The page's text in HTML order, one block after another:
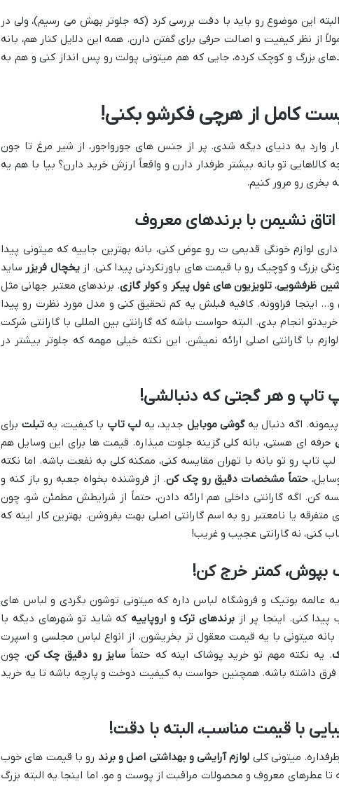
این موضوع رو باید با دقت بررسی کرد (که جلوتر بهش می رسیم)، ولی در
از نظر کیفیت و اصالت حرفی برای گفتن دارن. همه این دلایل کنار هم، بانه
بزرگ و کوچک کرده، جایی که هم میتونی پولت رو پس انداز کنی و هم به
کامل از هرچی فکرشو بکنی!
وارد یه دنیای دیگه شدی. پر از جنس های جورواجور، از شیر مرغ تا جون
کالاهایی تو بانه بیشتر طرفدار دارن و واقعاً ارزش خرید دارن؟ بیا با هم یه
بخری رو مرور کنیم.
اتاق نشیمن با برندهای معروف
لوازم خونگی قدیمی ت رو عوض کنی، بانه بهترین جاییه که میتونی پیدا
بزرگ و کوچیک رو با قیمت های باورنکردنی پیدا کنی. ازیخچال فریزر ساید
ظرفشویی، تلویزیون های غول پیکر وکولر گازی. برندهای معتبر جهانی مثل
و… اینجا فراوونه. کافیه قبلش یه کم تحقیق کنی و مدل مورد نظرت رو پیدا
انجام بدی. البته حواست باشه که گارانتی بین المللی با گارانتی شرکت
با گارانتی اصلی ارائه نمیشن. این نکته خیلی مهمه که جلوتر بیشتر در
لپ تاپ و هر گجتی که دنبالشی!
اگه دنبال یهگوشی موبایل جدید، یه لپ تاپ با کیفیت، یهتبلت برای
حرفه ای هستی، بانه کلی گزینه جلوت میذاره. قیمت ها برای این وسایل هم
لپ تاپ رو تو بانه با تهران مقایسه کنی، ممکنه کلی به نفعت باشه. اما نکته
حتماً مشخصات دقیق رو چک کن. از فروشنده بخواه جعبه رو باز کنه و
اگه گارانتی داخلی هم ارائه دادن، حتماً از شرایطش مطمئن شو، چون
یا نامعتبر رو به اسم گارانتی اصلی بهت بفروشن. بهترین کار اینه که
کنی، نه گارانتی عجیب و غریب!
کمتر خرج کن!
عالمه بوتیک و فروشگاه لباس داره که میتونی توشون بگردی و لباس های
کنی. اینجا پر از برندهای ترک و اروپاییه که شاید تو شهرهای دیگه با
میتونی با یه قیمت معقول تر بخریشون. از انواع لباس مجلسی و اسپرت
. یه نکته مهم تو خرید پوشاک اینه که حتماً سایز رو دقیق چک کن، چون
فرق داشته باشه. همچنین حواست به کیفیت دوخت و پارچه باشه تا یه خرید
با قیمت مناسب، البته با دقت!
میتونی کلی لوازم آرایشی و بهداشتی اصل و برند رو با قیمت های خوب
تا عطرهای معروف و محصولات مراقبت از پوست و مو. اما اینجا یه البته بزرگ